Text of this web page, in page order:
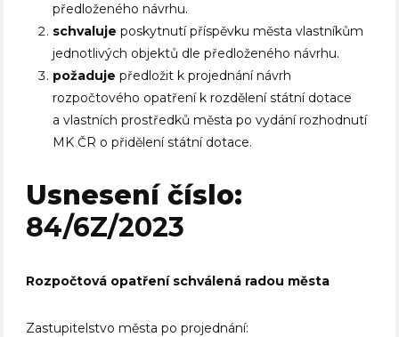
předloženého návrhu.
schvalujeposkytnutí příspěvku města vlastníkům
jednotlivých objektů dle předloženého návrhu.
požadujepředložit k projednání návrh
rozpočtového opatření k rozdělení státní dotace
a vlastních prostředků města po vydání rozhodnutí
MK ČR o přidělení státní dotace.
Usnesení číslo:
84/6Z/2023
Rozpočtová opatření schválená radou města
Zastupitelstvo města po projednání: